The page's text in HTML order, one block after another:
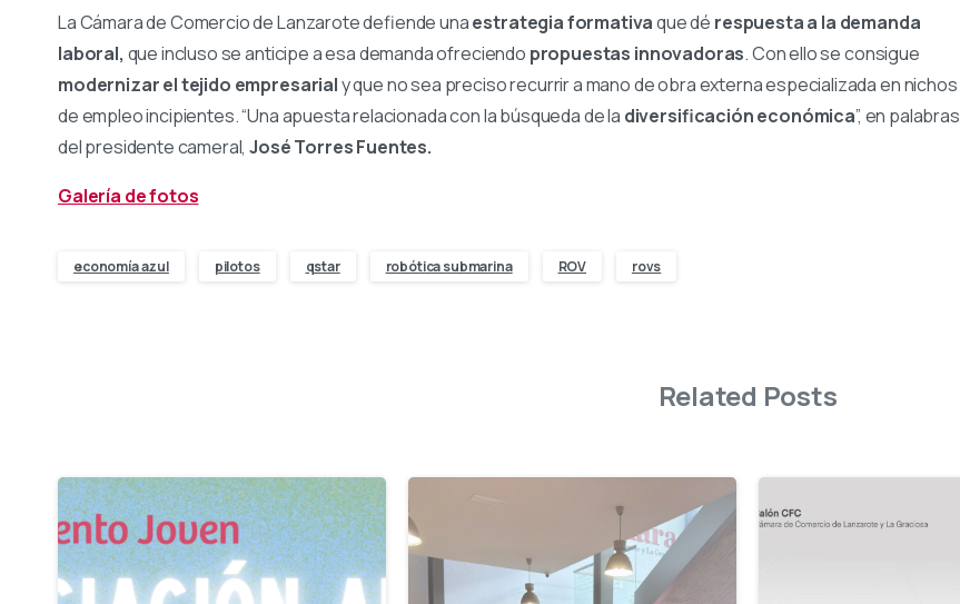
La Cámara de Comercio de Lanzarote defiende unaestrategia formativaque dé respuesta a la demanda
laboral, que incluso se anticipe a esa demanda ofreciendo propuestas innovadoras. Con ello se consigue
modernizar el tejido empresarialy que no sea preciso recurrir a mano de obra externa especializada en nichos
de empleo incipientes. “Una apuesta relacionada con la búsqueda de la diversificación económica”, en palabras
del presidente cameral,José Torres Fuentes.
Galería de fotos
economía azul pilotos qstar robótica submarina ROV rovs
Related Posts
-